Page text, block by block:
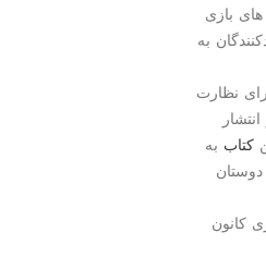
بازی
به
نظارت
كتاب به
هنری كانون